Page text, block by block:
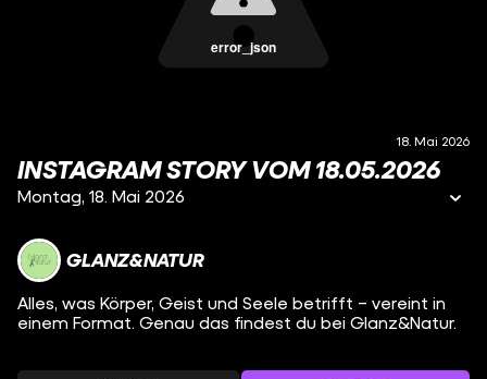
error_json
18. Mai 2026
INSTAGRAM STORY VOM 18.05.2026
Montag, 18. Mai 2026
GLANZ&NATUR
Alles, was Körper, Geist und Seele betrifft – vereint in
einem Format. Genau das findest du bei Glanz&Natur.